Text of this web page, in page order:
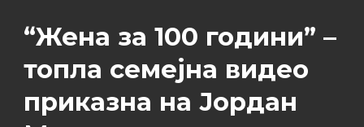
“Жена за 100 години” –
топла семејна видео
приказна на Јордан